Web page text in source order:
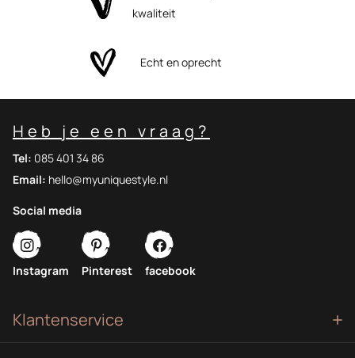
kwaliteit
Echt en oprecht
Klantenservice
Heb je een vraag?
Tel: 085 401 34 86
Email: hello@myuniquestyle.nl
Social media
Instagram Pinterest facebook